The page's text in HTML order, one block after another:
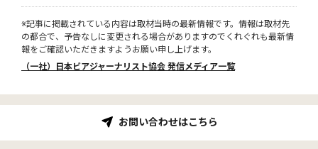
※記事に掲載されている内容は取材当時の最新情報です。情報は取材先
の都合で、予告なしに変更される場合がありますのでくれぐれも最新情
報をご確認いただきますようお願い申し上げます。
（一社）日本ビアジャーナリスト協会 発信メディア一覧
お問い合わせはこちら